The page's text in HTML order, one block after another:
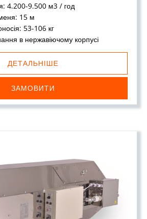
4.200-9.500 м3 / год
15 м
53-106 кг
в нержавіючому корпусі
ДЕТАЛЬНІШЕ
ЗАМОВИТИ